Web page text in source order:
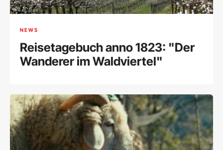
NEWS
Reisetagebuch anno 1823: "Der
Wanderer im Waldviertel"